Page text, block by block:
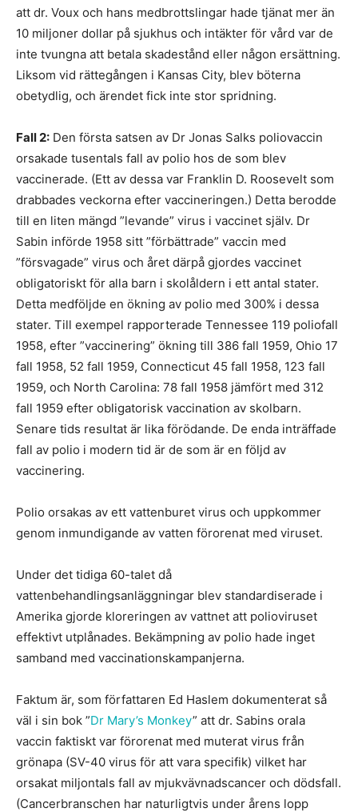
att dr. Voux och hans medbrottslingar hade tjänat mer än
10 miljoner dollar på sjukhus och intäkter för vård var de
inte tvungna att betala skadestånd eller någon ersättning.
Liksom vid rättegången i Kansas City, blev böterna
obetydlig, och ärendet fick inte stor spridning.
Fall 2: Den första satsen av Dr Jonas Salks poliovaccin
orsakade tusentals fall av polio hos de som blev
vaccinerade. (Ett av dessa var Franklin D. Roosevelt som
drabbades veckorna efter vaccineringen.) Detta berodde
till en liten mängd ”levande” virus i vaccinet själv. Dr
Sabin införde 1958 sitt ”förbättrade” vaccin med
”försvagade” virus och året därpå gjordes vaccinet
obligatoriskt för alla barn i skolåldern i ett antal stater.
Detta medföljde en ökning av polio med 300% i dessa
stater. Till exempel rapporterade Tennessee 119 poliofall
1958, efter ”vaccinering” ökning till 386 fall 1959, Ohio 17
fall 1958, 52 fall 1959, Connecticut 45 fall 1958, 123 fall
1959, och North Carolina: 78 fall 1958 jämfört med 312
fall 1959 efter obligatorisk vaccination av skolbarn.
Senare tids resultat är lika förödande. De enda inträffade
fall av polio i modern tid är de som är en följd av
vaccinering.
Polio orsakas av ett vattenburet virus och uppkommer
genom inmundigande av vatten förorenat med viruset.
Under det tidiga 60-talet då
vattenbehandlingsanläggningar blev standardiserade i
Amerika gjorde kloreringen av vattnet att polioviruset
effektivt utplånades. Bekämpning av polio hade inget
samband med vaccinationskampanjerna.
Faktum är, som författaren Ed Haslem dokumenterat så
väl i sin bok ”Dr Mary’s Monkey” att dr. Sabins orala
vaccin faktiskt var förorenat med muterat virus från
grönapa (SV-40 virus för att vara specifik) vilket har
orsakat miljontals fall av mjukvävnadscancer och dödsfall.
(Cancerbranschen har naturligtvis under årens lopp